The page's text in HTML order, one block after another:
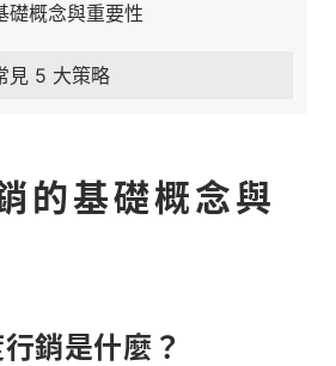
礎概念與重要性
見 5 大策略
的基礎概念與
行銷是什麼？